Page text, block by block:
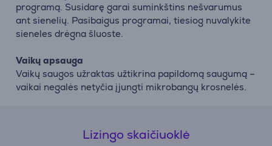
programą. Susidarę garai suminkštins nešvarumus
ant sienelių. Pasibaigus programai, tiesiog nuvalykite
sieneles drėgna šluoste.
Vaikų apsauga
Vaikų saugos užraktas užtikrina papildomą saugumą –
vaikai negalės netyčia įjungti mikrobangų krosnelės.
Lizingo skaičiuoklė